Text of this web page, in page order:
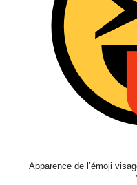
Apparence de l’émoji